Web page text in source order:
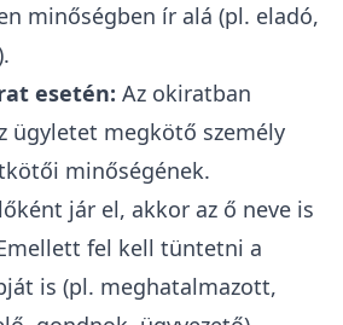
minőségben ír alá (pl. eladó,
esetén: Az okiratban
ügyletet megkötő személy
minőségének.
jár el, akkor az ő neve is
fel kell tüntetni a
is (pl. meghatalmazott,